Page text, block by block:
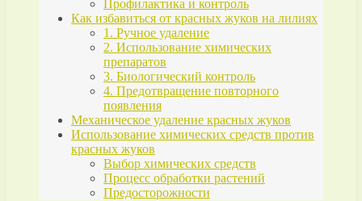
Профилактика и контроль
Как избавиться от красных жуков на лилиях
1. Ручное удаление
2. Использование химических
препаратов
3. Биологический контроль
4. Предотвращение повторного
появления
Механическое удаление красных жуков
Использование химических средств против
красных жуков
Выбор химических средств
Процесс обработки растений
Предосторожности